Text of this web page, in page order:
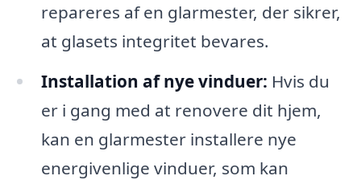
repareres af en glarmester, der sikrer,
at glasets integritet bevares.
Installation af nye vinduer: Hvis du
er i gang med at renovere dit hjem,
kan en glarmester installere nye
energivenlige vinduer, som kan